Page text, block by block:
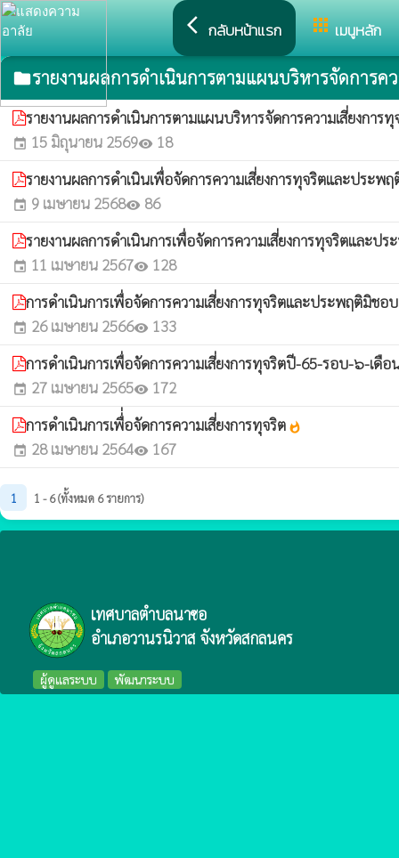
arrow_back_ios กลับหน้าแรก appsเมนูหลัก
folderรายงานผลการดำเนินการตามแผนบริหารจัดการค
รายงานผลการดำเนินการตามแผนบริหารจัดการความเสี่ยงก
event 15 มิถุนายน 2569visibility 18
รายงานผลการดำเนินเพื่อจัดการความเสี่ยงการทุจริตและประ
event 9 เมษายน 2568visibility 86
รายงานผลการดำเนินการเพื่อจัดการความเสี่ยงการทุจริตและ
event 11 เมษายน 2567visibility 128
การดำเนินการเพื่อจัดการความเสี่ยงการทุจริตและประพฤติมิ
event 26 เมษายน 2566visibility 133
การดำเนินการเพื่อจัดการความเสี่ยงการทุจริตปี-65-รอบ-๖-เดื
event 27 เมษายน 2565visibility 172
การดำเนินการเพื่่อจัดการความเสี่ยงการทุจริต whatshot
event 28 เมษายน 2564visibility 167
1 1 - 6 (ทั้งหมด 6 รายการ)
เทศบาลตำบลนาซอ
อำเภอวานรนิวาส จังหวัดสกลนคร
ผู้ดูแลระบบ พัฒนาระบบ